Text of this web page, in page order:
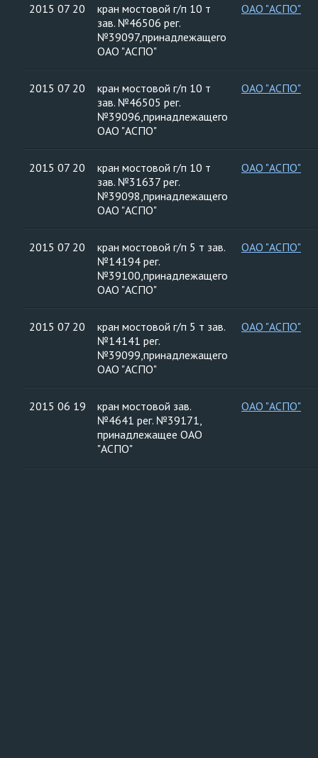
2015 07 20
кран мостовой г/п 10 т
зав. №46506 рег.
№39097,принадлежащего
ОАО "АСПО"
ОАО "АСПО"
2015 07 20
кран мостовой г/п 10 т
зав. №46505 рег.
№39096,принадлежащего
ОАО "АСПО"
ОАО "АСПО"
2015 07 20
кран мостовой г/п 10 т
зав. №31637 рег.
№39098,принадлежащего
ОАО "АСПО"
ОАО "АСПО"
2015 07 20
кран мостовой г/п 5 т зав.
№14194 рег.
№39100,принадлежащего
ОАО "АСПО"
ОАО "АСПО"
2015 07 20
кран мостовой г/п 5 т зав.
№14141 рег.
№39099,принадлежащего
ОАО "АСПО"
ОАО "АСПО"
2015 06 19
кран мостовой зав.
№4641 рег. №39171,
принадлежащее ОАО
"АСПО"
ОАО "АСПО"